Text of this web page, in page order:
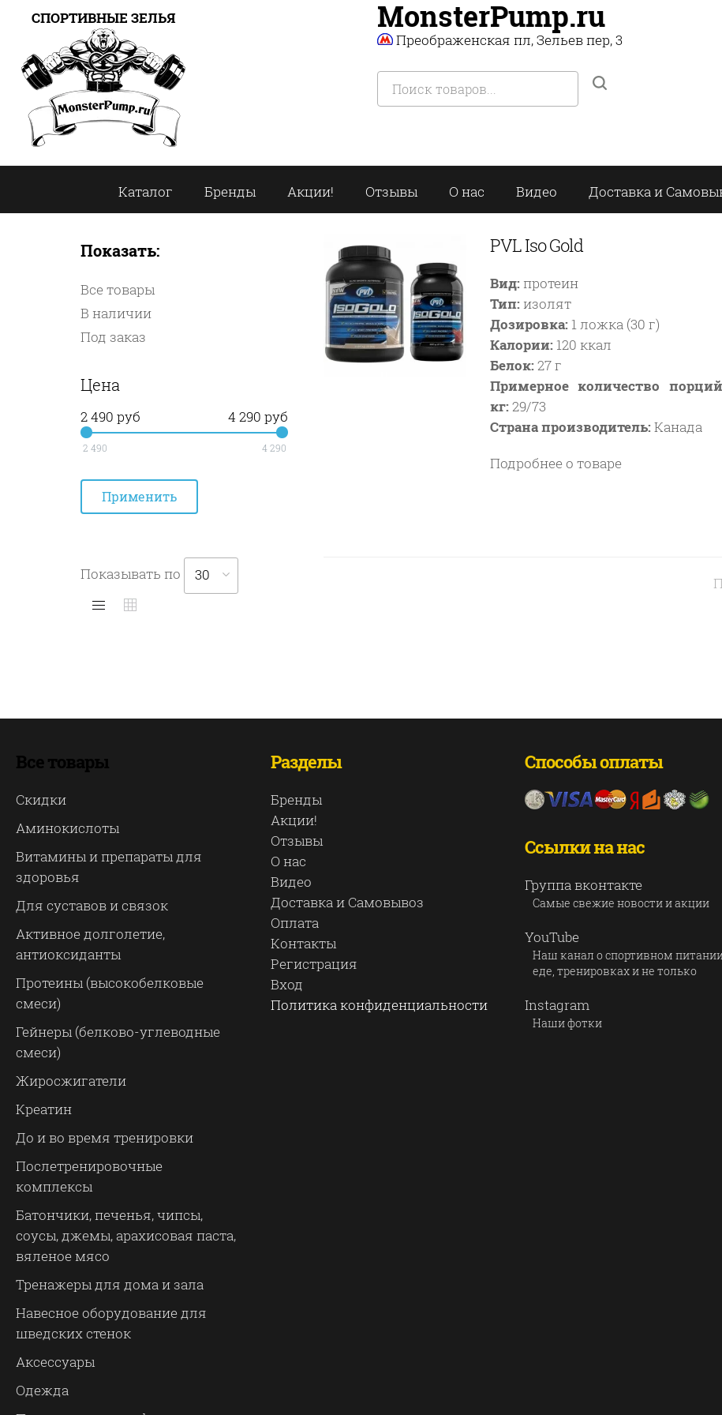
СПОРТИВНЫЕ ЗЕЛЬЯ MonsterPump.ru
Преображенская пл, Зельев пер, 3
Каталог Бренды Акции! Отзывы О нас Видео Доставка и
Показать:
Все товары
В наличии
Под заказ
Цена
2 490 руб 4 290 руб
2 490 4 290
Показывать по 30
PVL Iso Gold
Вид: протеин
Тип: изолят
Дозировка: 1 ложка (30 г)
Калории: 120 ккал
Белок:27 г
Примерное количество
кг:29/73
Страна производитель:Канада
Подробнее о товаре
Все товары
Скидки
Аминокислоты
Витамины и препараты для
здоровья
Для суставов и связок
Активное долголетие,
антиоксиданты
Протеины (высокобелковые
смеси)
Гейнеры (белково-углеводные
смеси)
Жиросжигатели
Креатин
До и во время тренировки
Послетренировочные
комплексы
Батончики, печенья, чипсы,
соусы, джемы, арахисовая паста,
вяленое мясо
Тренажеры для дома и зала
Навесное оборудование для
шведских стенок
Аксессуары
Одежда
Разделы
Бренды
Акции!
Отзывы
О нас
Видео
Доставка и Самовывоз
Оплата
Контакты
Регистрация
Вход
Политика конфиденциальности
Способы оплаты
Ссылки на нас
Группа вконтакте
Самые свежие новости и акции
YouTube
Наш канал о спортивном
еде, тренировках и не только
Instagram
Наши фотки